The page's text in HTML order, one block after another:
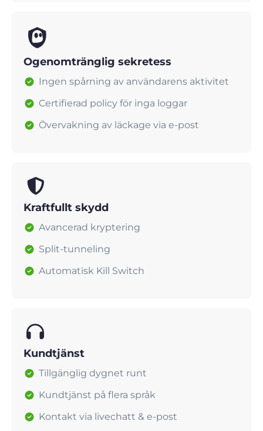
Ogenomtränglig sekretess
Ingen spårning av användarens aktivitet
Certifierad policy för inga loggar
Övervakning av läckage via e-post
Kraftfullt skydd
Avancerad kryptering
Split-tunneling
Automatisk Kill Switch
Kundtjänst
Tillgänglig dygnet runt
Kundtjänst på flera språk
Kontakt via livechatt & e-post